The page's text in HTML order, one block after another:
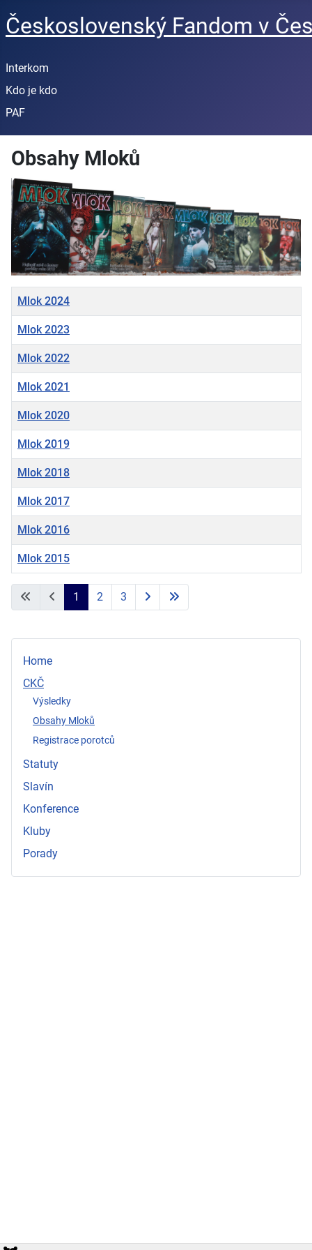
Československý Fandom v
Interkom
Kdo je kdo
PAF
Home
CKČ
Výsledky
Obsahy Mloků
Registrace porotců
Statuty
Slavín
Konference
Kluby
Porady
Obsahy Mloků
Články
Titulek
Mlok 2024
Mlok 2023
Mlok 2022
Mlok 2021
Mlok 2020
Mlok 2019
Mlok 2018
Mlok 2017
Mlok 2016
Mlok 2015
1 2 3